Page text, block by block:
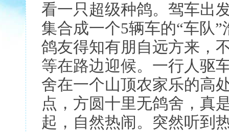
看一只超级种鸽。驾车出
集合成一个5辆车的“车队
鸽友得知有朋自远方来，
等在路边迎候。一行人驱
舍在一个山顶农家乐的高
点，方圆十里无鸽舍，真
起，自然热闹。突然听到